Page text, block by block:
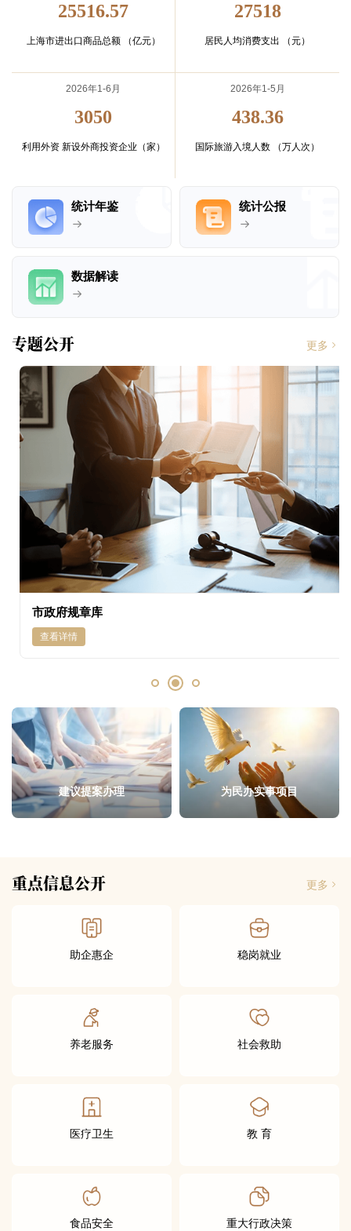
25516.57
上海市进出口商品总额 （亿元）
27518
居民人均消费支出 （元）
2026年1-6月
3050
利用外资 新设外商投资企业（家）
2026年1-5月
438.36
国际旅游入境人数 （万人次）
统计年鉴 统计公报
数据解读
专题公开 更多
市政府规章库
查看详情
建议提案办理 为民办实事项目
重点信息公开 更多
助企惠企 稳岗就业
养老服务 社会救助
医疗卫生 教 育
食品安全 重大行政决策